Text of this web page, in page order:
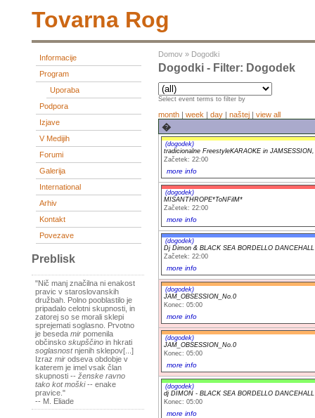
Tovarna Rog
Informacije
Program
Uporaba
Podpora
Izjave
V Medijih
Forumi
Galerija
International
Arhiv
Kontakt
Povezave
Preblisk
"Nič manj značilna ni enakost
pravic v staroslovanskih
družbah. Polno pooblastilo je
pripadalo celotni skupnosti, in
zatorej so se morali sklepi
sprejemati soglasno. Prvotno
je beseda mir pomenila
občinsko skupščino in hkrati
soglasnostnjenih sklepov[...]
Izraz mir odseva obdobje v
katerem je imel vsak član
skupnosti -- ženske ravno
tako kot moški-- enake
pravice."
-- M. Eliade
Domov » Dogodki
Dogodki - Filter: Dogodek
Select event terms to filter by
month | week | day | naštej | view all
�
(dogodek)
tradicionalne FreestyleKARAOKE in
Začetek: 22:00
more info
(dogodek)
MISANTHROPE*ToNFilM*
Začetek: 22:00
more info
(dogodek)
Dj Dimon & BLACK SEA BORDELLO DANCEHALL
Začetek: 22:00
more info
(dogodek)
JAM_OBSESSION_No.0
Konec: 05:00
more info
(dogodek)
JAM_OBSESSION_No.0
Konec: 05:00
more info
(dogodek)
dj DIMON - BLACK SEA BORDELLO DANCEHALL
Konec: 05:00
more info